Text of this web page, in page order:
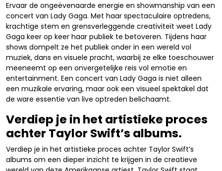
Ervaar de ongeëvenaarde energie en showmanship van een
concert van Lady Gaga. Met haar spectaculaire optredens,
krachtige stem en grensverleggende creativiteit weet Lady
Gaga keer op keer haar publiek te betoveren. Tijdens haar
shows dompelt ze het publiek onder in een wereld vol
muziek, dans en visuele pracht, waarbij ze elke toeschouwer
meeneemt op een onvergetelijke reis vol emotie en
entertainment. Een concert van Lady Gaga is niet alleen
een muzikale ervaring, maar ook een visueel spektakel dat
de ware essentie van live optreden belichaamt.
Verdiep je in het artistieke proces
achter Taylor Swift’s albums.
Verdiep je in het artistieke proces achter Taylor Swift’s
albums om een dieper inzicht te krijgen in de creatieve